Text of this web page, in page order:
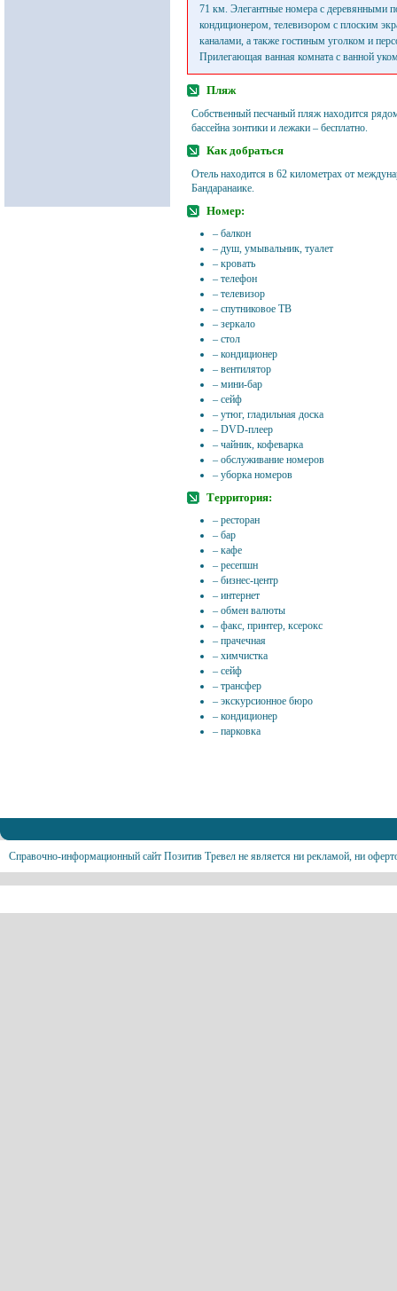
71 км. Элегантные номера с деревянными
кондиционером, телевизором с плоским
каналами, а также гостиным уголком и
Прилегающая ванная комната с ванной
Пляж
Собственный песчаный пляж находится
бассейна зонтики и лежаки – бесплатно.
Как добраться
Отель находится в 62 километрах от
Бандаранаике.
Номер:
– балкон
– душ, умывальник, туалет
– кровать
– телефон
– телевизор
– спутниковое ТВ
– зеркало
– стол
– кондиционер
– вентилятор
– мини-бар
– сейф
– утюг, гладильная доска
– DVD-плеер
– чайник, кофеварка
– обслуживание номеров
– уборка номеров
Территория:
– ресторан
– бар
– кафе
– ресепшн
– бизнес-центр
– интернет
– обмен валюты
– факс, принтер, ксерокс
– прачечная
– химчистка
– сейф
– трансфер
– экскурсионное бюро
– кондиционер
– парковка
Справочно-информационный сайт Позитив Тревел не является ни рекламой, ни